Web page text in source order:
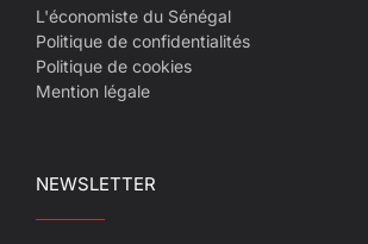
L'économiste du Sénégal
Politique de confidentialités
Politique de cookies
Mention légale
NEWSLETTER